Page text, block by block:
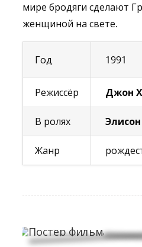
мире бродяги сделают
женщиной на свете.
Год 1991
Режиссёр Джон
В ролях
Жанр